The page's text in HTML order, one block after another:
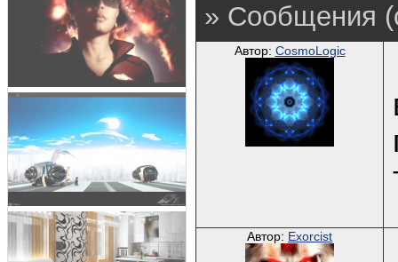
» Сообщения
Автор: CosmoLogic
Автор: Exorcist